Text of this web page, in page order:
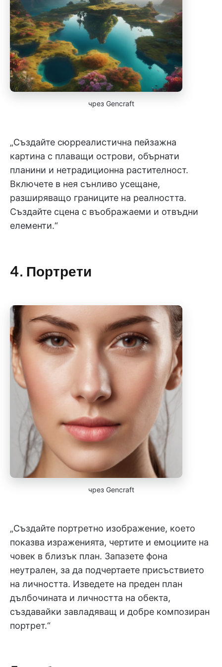
чрез Gencraft
„Създайте сюрреалистична пейзажна
картина с плаващи острови, обърнати
планини и нетрадиционна растителност.
Включете в нея сънливо усещане,
разширяващо границите на реалността.
Създайте сцена с въображаеми и отвъдни
елементи.“
4. Портрети
чрез Gencraft
„Създайте портретно изображение, което
показва израженията, чертите и емоциите на
човек в близък план. Запазете фона
неутрален, за да подчертаете присъствието
на личността. Изведете на преден план
дълбочината и личността на обекта,
създавайки завладяващ и добре композиран
портрет.“